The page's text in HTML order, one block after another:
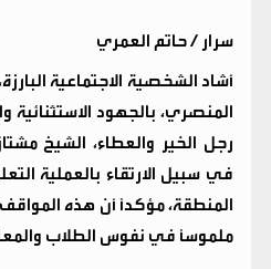
سرار / حاتم العمري
أشاد الشخصية الاجتماعية
المنصري، بالجهود
رجل الخير والعطاء، الشيخ
في سبيل الارتقاء بالعملية
المنطقة، مؤكداً أن هذه المواقف
ملموساً في نفوس الطلاب